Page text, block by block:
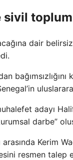
toplum
dair
adayı
darbe”
Kerim
resmen talep